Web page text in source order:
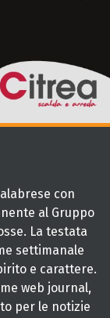
con
al Gruppo
La testata
settimanale
e carattere.
web journal,
per le notizie